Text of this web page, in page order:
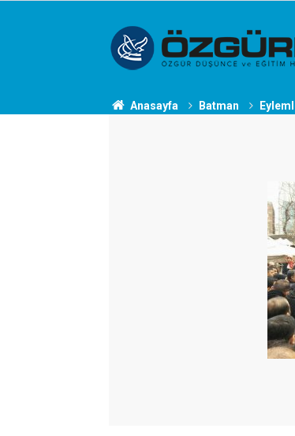
Anasayfa Batman